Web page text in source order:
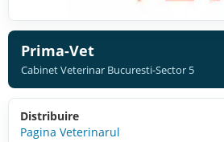
Prima-Vet
Cabinet Veterinar Bucuresti-Sector 5
Distribuire
Pagina Veterinarul